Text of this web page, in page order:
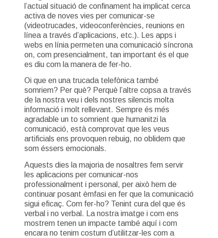
l’actual situació de confinament ha implicat cerca
activa de noves vies per comunicar-se
(videotrucades, videoconferències, reunions en
línea a través d’aplicacions, etc.). Les apps i
webs en línia permeten una comunicació síncrona
on, com presencialment, tan important és el que
es diu com la manera de fer-ho.
Oi que en una trucada telefònica també
somriem? Per què? Perquè l’altre copsa a través
de la nostra veu i dels nostres silencis molta
informació i molt rellevant. Sempre és més
agradable un to somrient que humanitzi la
comunicació, està comprovat que les veus
artificials ens provoquen rebuig, no oblidem que
som éssers emocionals.
Aquests dies la majoria de nosaltres fem servir
les aplicacions per comunicar-nos
professionalment i personal, per això hem de
continuar posant èmfasi en fer que la comunicació
sigui eficaç. Com fer-ho? Tenint cura del que és
verbal i no verbal. La nostra imatge i com ens
mostrem tenen un impacte també aquí i com
encara no tenim costum d’utilitzar-les com a